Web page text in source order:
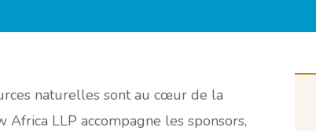
naturelles sont au cœur de la
LLP accompagne les sponsors,